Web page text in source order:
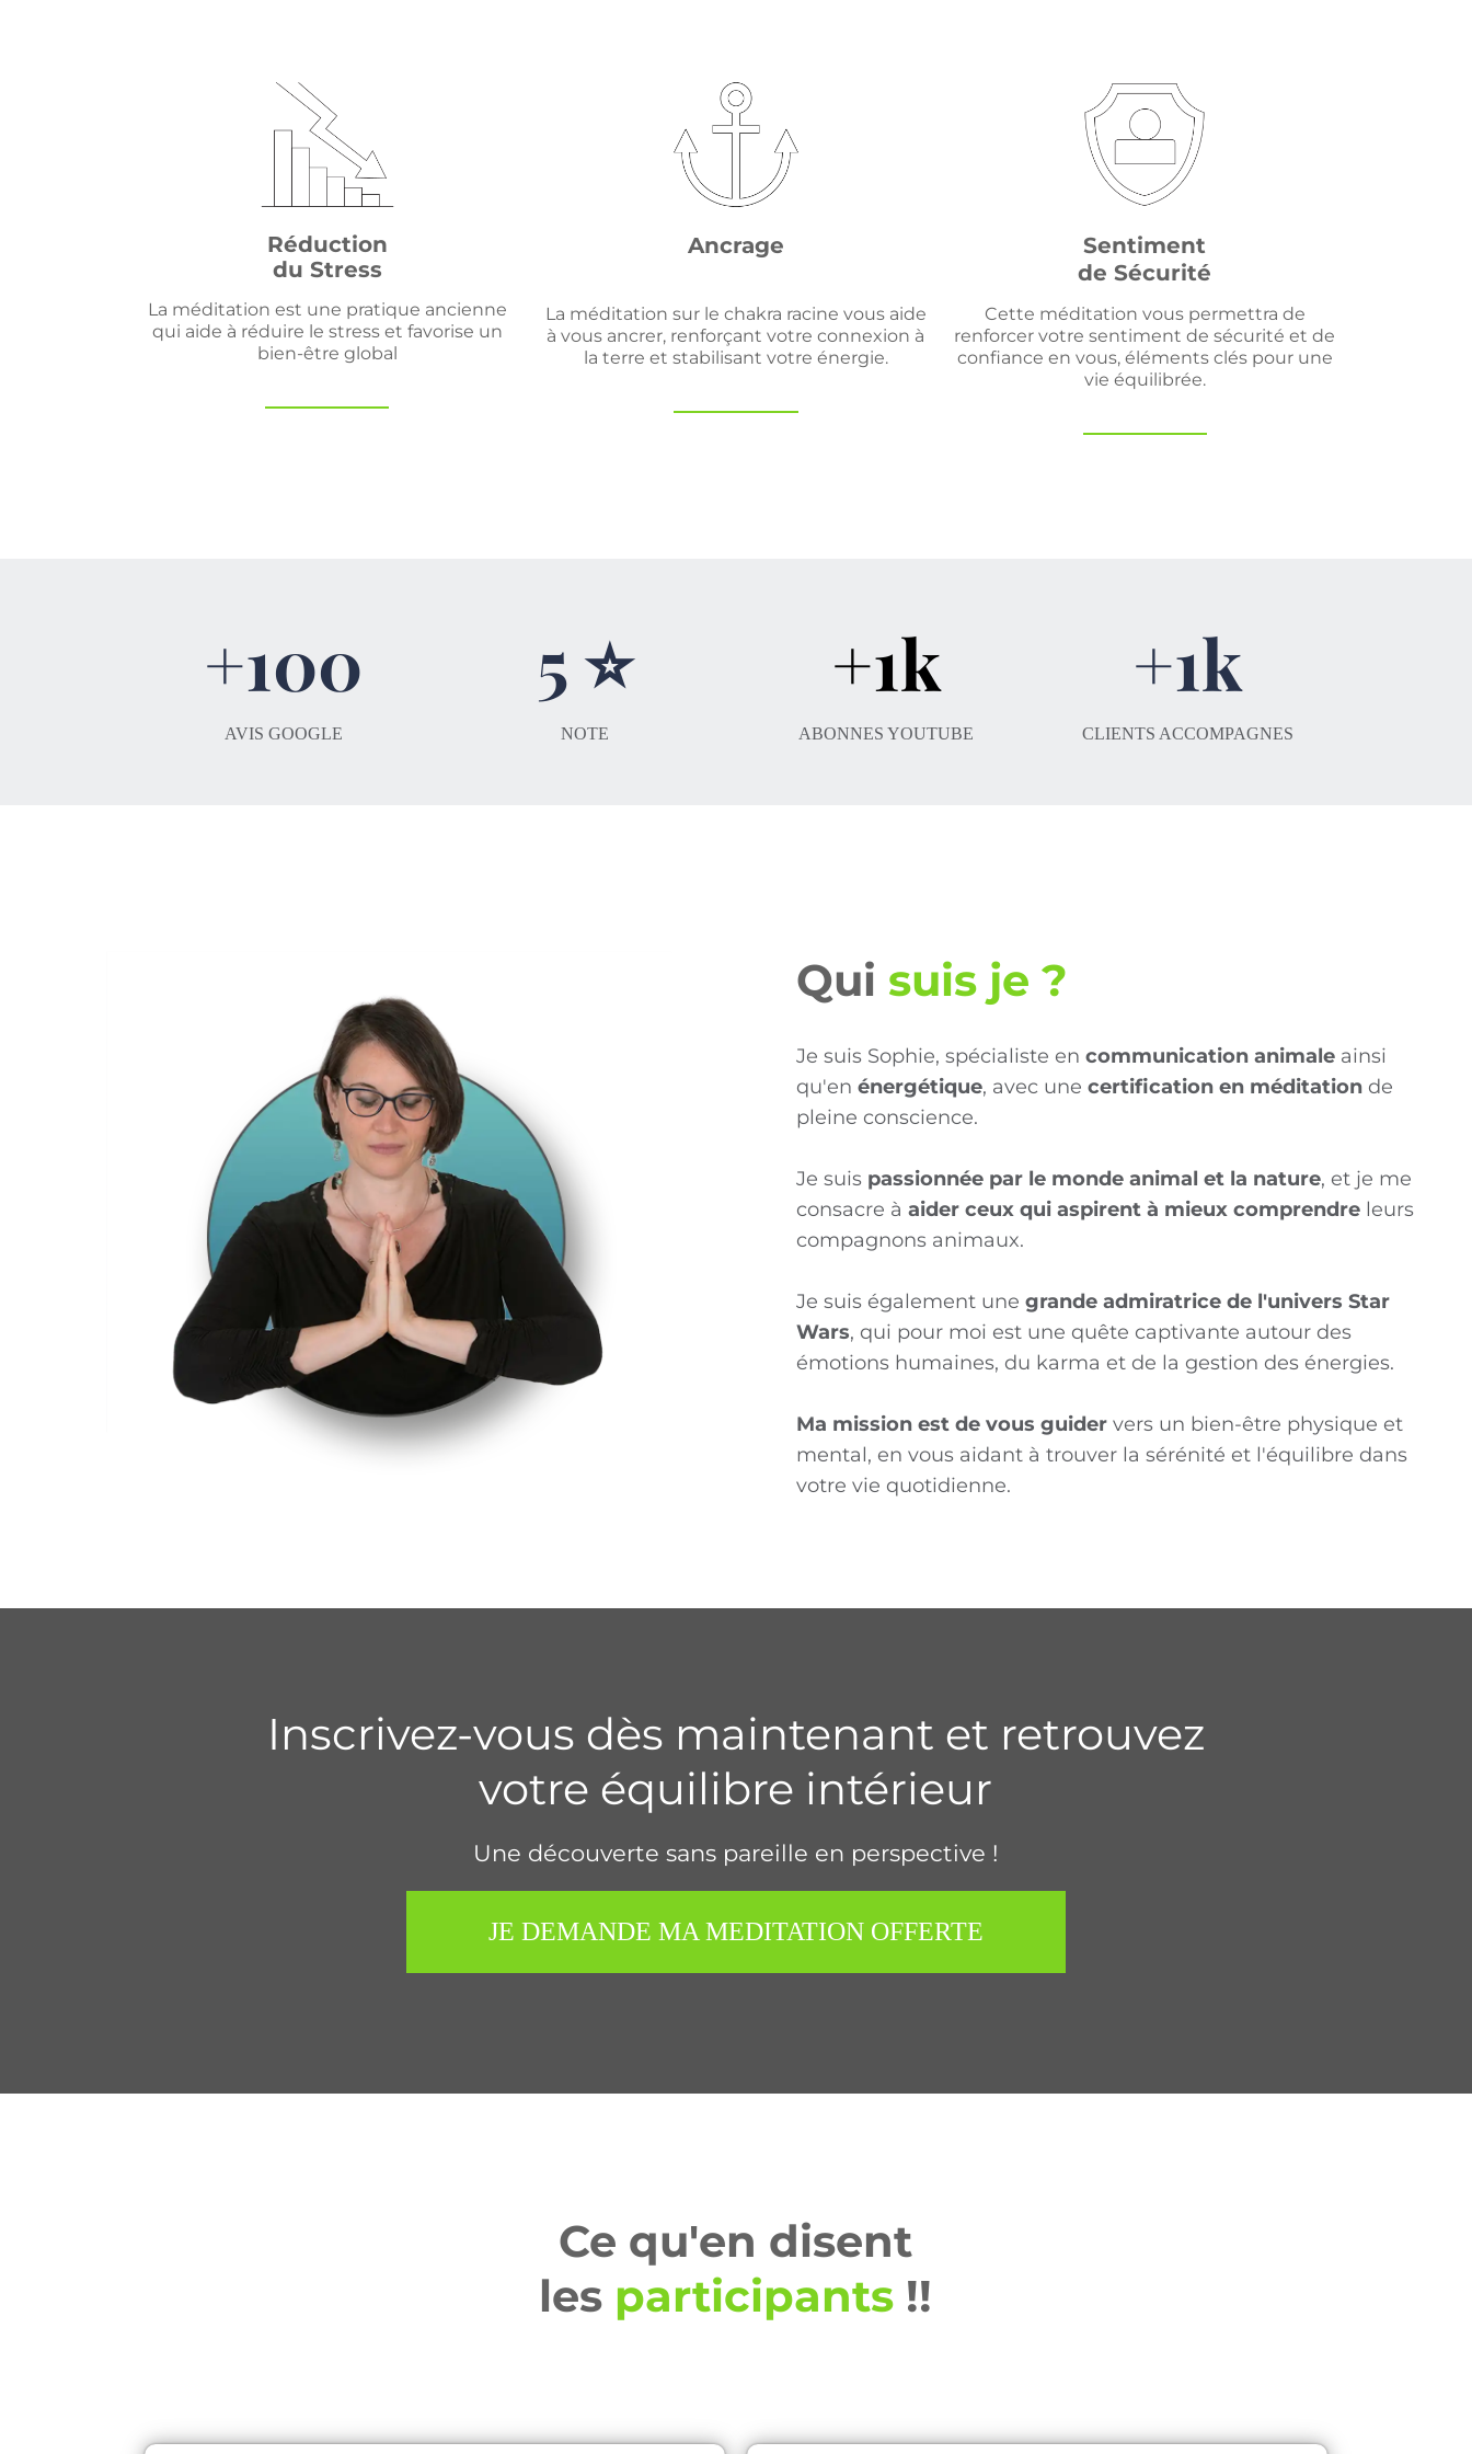
Réduction
du Stress
La méditation est une pratique ancienne
qui aide à réduire le stress et favorise un
bien-être global
Ancrage
La méditation sur le chakra racine vous aide
à vous ancrer, renforçant votre connexion à
la terre et stabilisant votre énergie.
Sentiment
de Sécurité
Cette méditation vous permettra de
renforcer votre sentiment de sécurité et de
confiance en vous, éléments clés pour une
vie équilibrée.
+100
AVIS GOOGLE
5 ⭐
NOTE
+1k
ABONNES YOUTUBE
+1k
CLIENTS ACCOMPAGNES
Qui suis je ?
Je suis Sophie, spécialiste en communication animaleainsi
qu'en énergétique, avec une certification en méditationde
pleine conscience.
Je suis passionnée par le monde animal et la nature, et je me
consacre à aider ceux qui aspirent à mieux comprendreleurs
compagnons animaux.
Je suis également une grande admiratrice de l'univers Star
Wars, qui pour moi est une quête captivante autour des
émotions humaines, du karma et de la gestion des énergies.
Ma mission est de vous guidervers un bien-être physique et
mental, en vous aidant à trouver la sérénité et l'équilibre dans
votre vie quotidienne.
Inscrivez-vous dès maintenant et retrouvez
votre équilibre intérieur
Une découverte sans pareille en perspective !
JE DEMANDE MA MEDITATION OFFERTE
Ce qu'en disent
les participants !!